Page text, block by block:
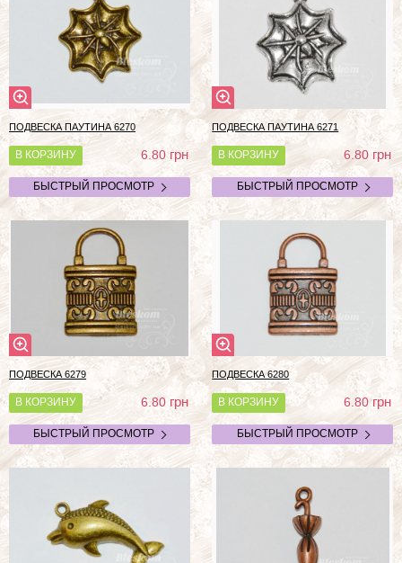
ПОДВЕСКА ПАУТИНА 6270
В КОРЗИНУ 6.80грн
БЫСТРЫЙ ПРОСМОТР
ПОДВЕСКА ПАУТИНА 6271
В КОРЗИНУ 6.80грн
БЫСТРЫЙ ПРОСМОТР
ПОДВЕСКА 6279
В КОРЗИНУ 6.80грн
БЫСТРЫЙ ПРОСМОТР
ПОДВЕСКА 6280
В КОРЗИНУ 6.80грн
БЫСТРЫЙ ПРОСМОТР